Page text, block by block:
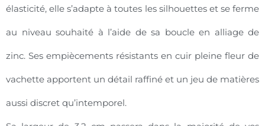
élasticité, elle s’adapte à toutes les silhouettes et se ferme
au niveau souhaité à l’aide de sa boucle en alliage de
zinc. Ses empiècements résistants en cuir pleine fleur de
vachette apportent un détail raffiné et un jeu de matières
aussi discret qu’intemporel.